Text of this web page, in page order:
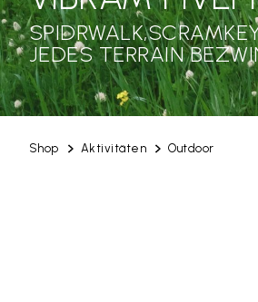
Shop Aktivitäten Outdoor
JEDES TERRAIN